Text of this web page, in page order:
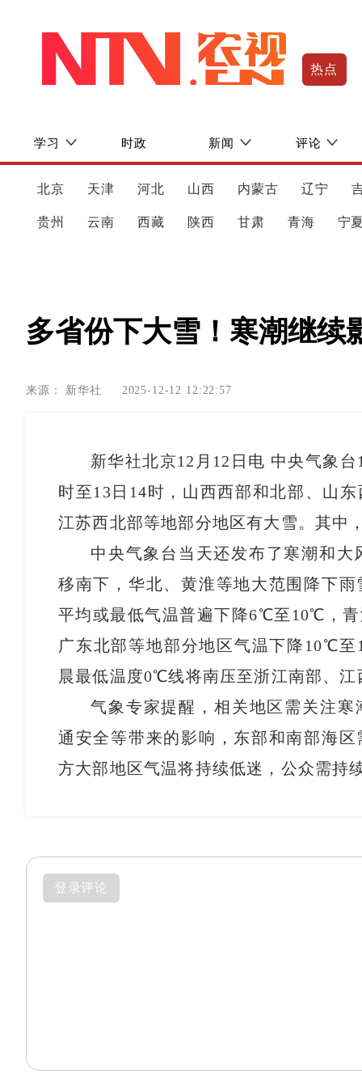
热点
学习 时政 新闻 评论
北京 天津 河北 山西 内蒙古 辽宁
贵州 云南 西藏 陕西 甘肃 青海 宁
多省份下大雪！寒潮继续
来源： 新华社 2025-12-12 12:22:57
新华社北京12月12日电 中央气象
时至13日14时，山西西部和北部、山
江苏西北部等地部分地区有大雪。其中
中央气象台当天还发布了寒潮和
移南下，华北、黄淮等地大范围降下
平均或最低气温普遍下降6℃至10℃，
广东北部等地部分地区气温下降10℃
晨最低温度0℃线将南压至浙江南部、
气象专家提醒，相关地区需关注
通安全等带来的影响，东部和南部海
方大部地区气温将持续低迷，公众需持
登录评论